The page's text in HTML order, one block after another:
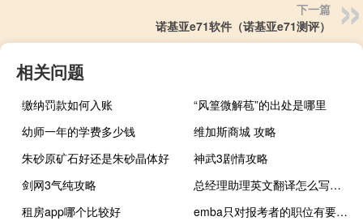
下一篇
诺基亚e71软件（诺基亚e71测评）
相关问题
缴纳罚款如何入账
“风篁微解苞”的出处是哪里
幼师一年的学费多少钱
维加斯商城 攻略
朱砂原矿石好还是朱砂晶体好
神武3剧情攻略
剑网3气纯攻略
总经理助理英文翻译怎么写（总经理助理英文翻译）
租房app哪个比较好
emba只对报考者的职位有要求吗